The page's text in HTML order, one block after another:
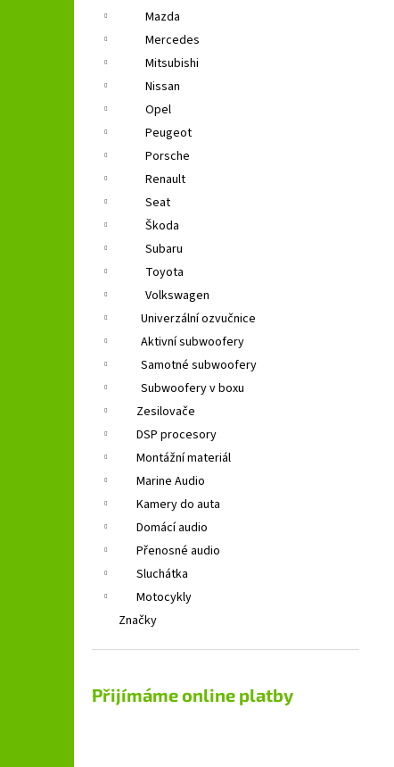
Mazda
Mercedes
Mitsubishi
Nissan
Opel
Peugeot
Porsche
Renault
Seat
Škoda
Subaru
Toyota
Volkswagen
Univerzální ozvučnice
Aktivní subwoofery
Samotné subwoofery
Subwoofery v boxu
Zesilovače
DSP procesory
Montážní materiál
Marine Audio
Kamery do auta
Domácí audio
Přenosné audio
Sluchátka
Motocykly
Značky
Přijímáme online platby